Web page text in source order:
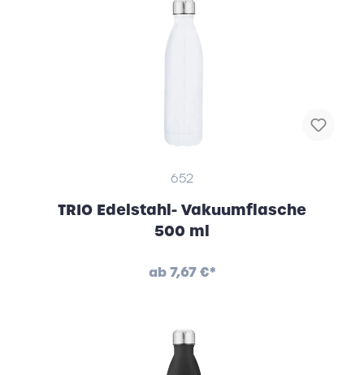
652
TRIO Edelstahl- Vakuumflasche
500 ml
ab7,67 €*